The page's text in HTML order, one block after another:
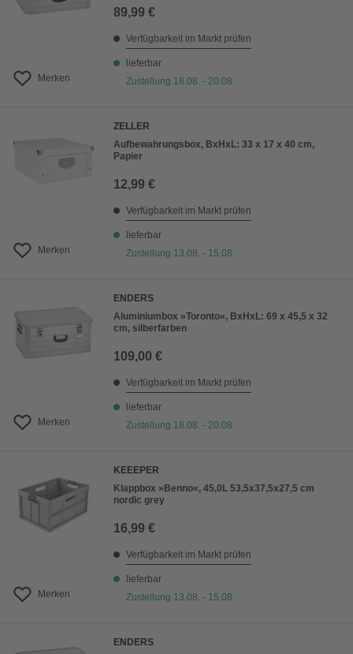
Merken
89,99 €
Verfügbarkeit im Markt prüfen
lieferbar
Zustellung 18.08. - 20.08.
Merken
ZELLER
Aufbewahrungsbox, BxHxL: 33 x 17 x 40 cm,
Papier
12,99 €
Verfügbarkeit im Markt prüfen
lieferbar
Zustellung 13.08. - 15.08.
Merken
ENDERS
Aluminiumbox »Toronto«, BxHxL: 69 x 45,5 x 32
cm, silberfarben
109,00 €
Verfügbarkeit im Markt prüfen
lieferbar
Zustellung 18.08. - 20.08.
Merken
KEEEPER
Klappbox »Benno«, 45,0L 53,5x37,5x27,5 cm
nordic grey
16,99 €
Verfügbarkeit im Markt prüfen
lieferbar
Zustellung 13.08. - 15.08.
ENDERS